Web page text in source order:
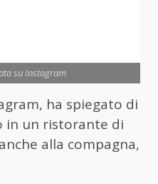
su Instagram
ha spiegato di
in un ristorante di
alla compagna,